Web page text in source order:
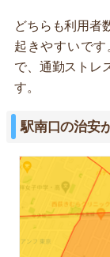
どちらも利用者
起きやすいで
で、通勤ストレ
す。
駅南口の治安